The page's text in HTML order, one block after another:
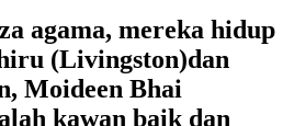
agama, mereka hidup
(Livingston)dan
Moideen Bhai
kawan baik dan